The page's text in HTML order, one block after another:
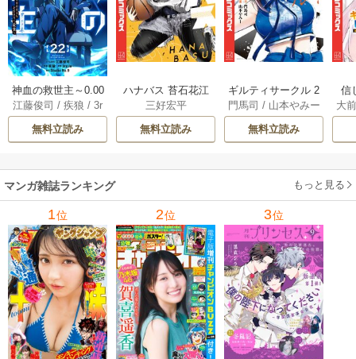
神血の救世主～0.00
000001％を引き当
て最強へ～【電子
書籍特典付】 22巻
江藤俊司 /疾狼 /3r
d Ie/Studio No.9
無料立読み
ハナバス 苔石花江
のバスケ論 7巻
三好宏平
無料立読み
ギルティサークル 2
1巻
門馬司 / 山本やみー
無料立読み
信
に
の
れ
メ
大
マンガ雑誌ランキング もっと見る
1位 2位 3位